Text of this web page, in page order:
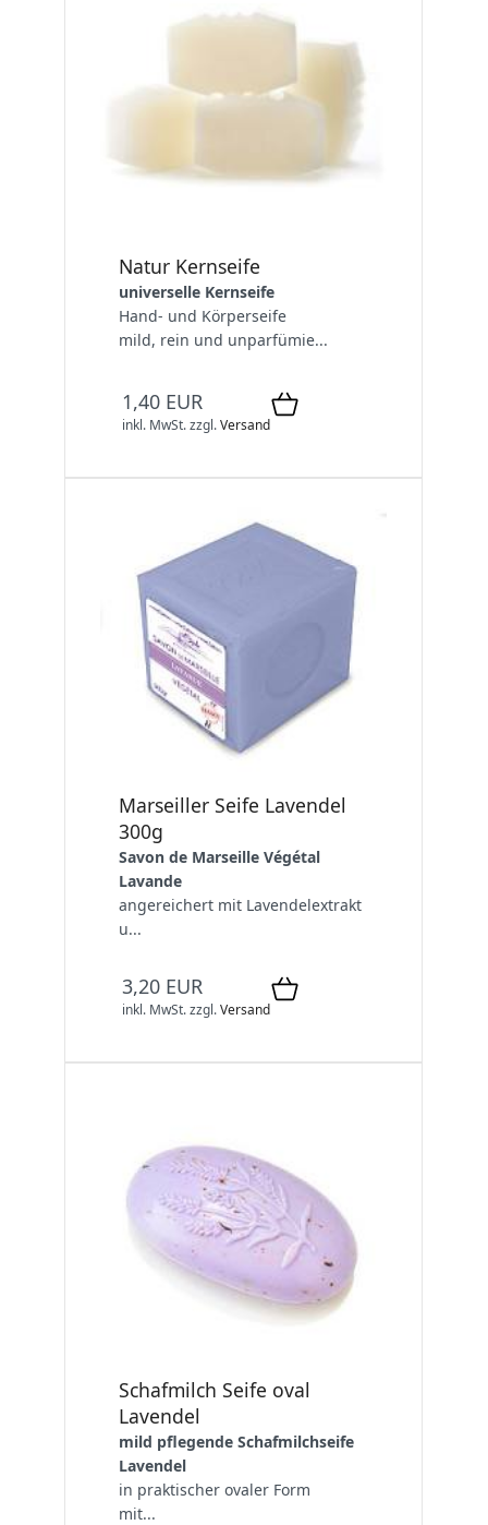
Natur Kernseife
universelle Kernseife
Hand- und Körperseife
mild, rein und unparfümie...
1,40 EUR
inkl. MwSt.zzgl.Versand
Marseiller Seife Lavendel
300g
Savon de Marseille Végétal
Lavande
angereichert mit Lavendelextrakt
u...
3,20 EUR
inkl. MwSt.zzgl.Versand
Schafmilch Seife oval
Lavendel
mild pflegende Schafmilchseife
Lavendel
in praktischer ovaler Form
mit...